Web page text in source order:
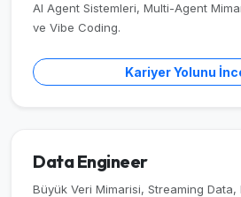
AI Agent Sistemleri, Multi-Agent
ve Vibe Coding.
Kariyer Yolunu
Data Engineer
Büyük Veri Mimarisi, Streaming